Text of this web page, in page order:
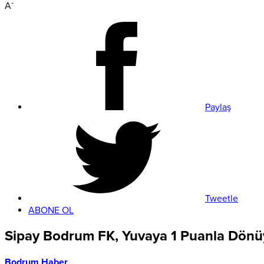
A-
Paylaş
Tweetle
ABONE OL
Sipay Bodrum FK, Yuvaya 1 Puanla